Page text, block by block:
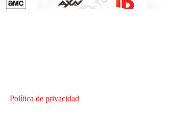
Política de privacidad